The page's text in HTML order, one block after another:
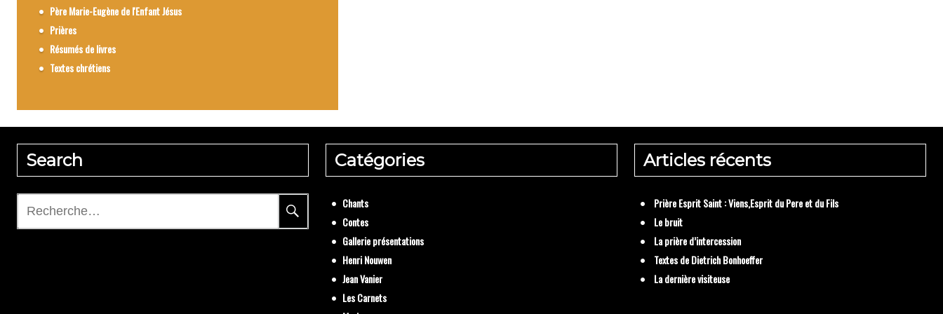
Textes de Dietrich
Père Marie-Eugène de l'Enfant Jésus
Prières
Résumés de livres
Textes chrétiens
Search
Rechercher :
Catégories
Chants
Contes
Gallerie présentations
Henri Nouwen
Jean Vanier
Les Carnets
Articles récents
Prière Esprit Saint : Viens,Esprit du Pere et du Fils
Le bruit
La prière d’intercession
Textes de Dietrich Bonhoeffer
La dernière visiteuse